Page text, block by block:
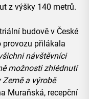
z výšky 140 metrů.
budově v České
provozu přilákala
návštěvníci
možnosti zhlédnutí
a výrobě
Muraňská, recepční